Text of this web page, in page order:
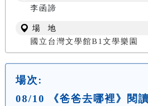
李函諦
場 地
國立台灣文學館B1文學樂園
場次:
08/10 《爸爸去哪裡》閱